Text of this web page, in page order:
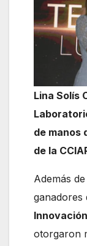
Lina Solís
de manos
de la
Además
ganadores
otorgaron